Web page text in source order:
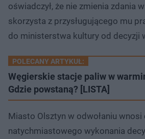
oświadczył, że nie zmienia zdania
skorzysta z przysługującego mu
do ministerstwa kultury od decyzji
POLECANY ARTYKUŁ:
Węgierskie stacje paliw w
Gdzie powstaną? [LISTA]
Miasto Olsztyn w odwołaniu
natychmiastowego wykonania